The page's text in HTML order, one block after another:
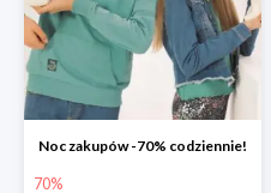
Noc zakupów -70% codziennie!
70%